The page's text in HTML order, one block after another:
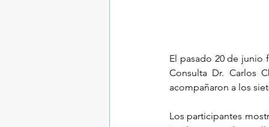
El pasado 20 de junio
Consulta Dr. Carlos
acompañaron a los
Los participantes